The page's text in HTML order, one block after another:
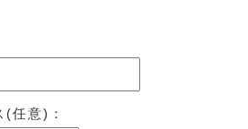
任意)：